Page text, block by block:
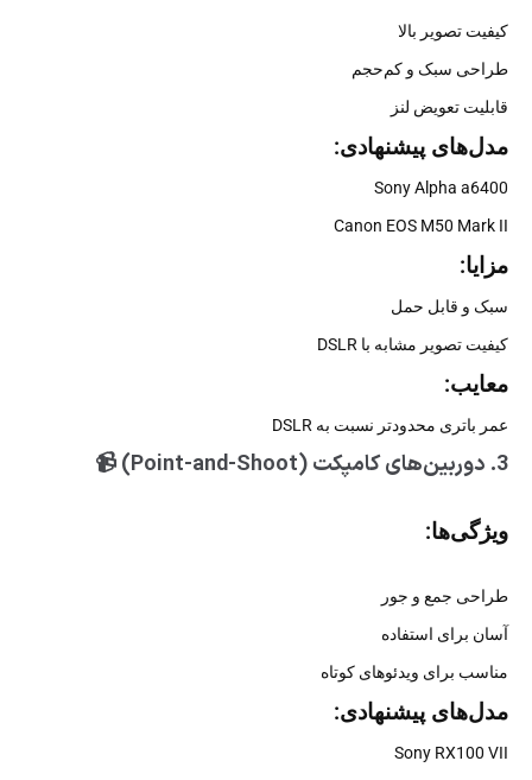
کیفیت تصویر بالا
طراحی سبک و کم‌حجم
قابلیت تعویض لنز
مدل‌های پیشنهادی:
Sony Alpha a6400
Canon EOS M50 Mark II
مزایا:
سبک و قابل حمل
کیفیت تصویر مشابه با DSLR
معایب:
عمر باتری محدودتر نسبت به DSLR
3. دوربین‌های کامپکت (Point-and-Shoot) 📹
ویژگی‌ها:
طراحی جمع و جور
آسان برای استفاده
مناسب برای ویدئوهای کوتاه
مدل‌های پیشنهادی:
Sony RX100 VII